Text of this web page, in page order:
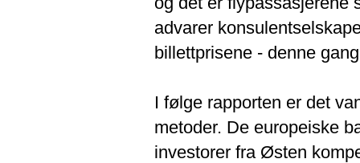
advarer
billettprisene - denne
I følge rapporten er det
metoder. De europeiske
investorer fra Østen